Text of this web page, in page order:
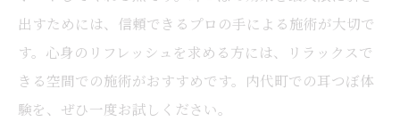
出すためには、信頼できるプロの手による施術が大切で
す。心身のリフレッシュを求める方には、リラックスで
きる空間での施術がおすすめです。内代町での耳つぼ体
験を、ぜひ一度お試しください。